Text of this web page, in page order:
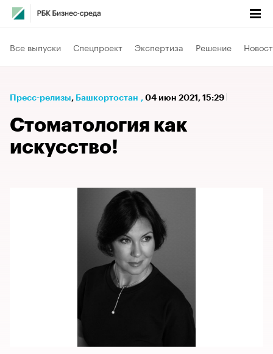
Все выпуски Спецпроект Экспертиза Решение
Пресс-релизы⁠, Башкортостан , 04 июн 2021, 15:29
Стоматология как
искусство!